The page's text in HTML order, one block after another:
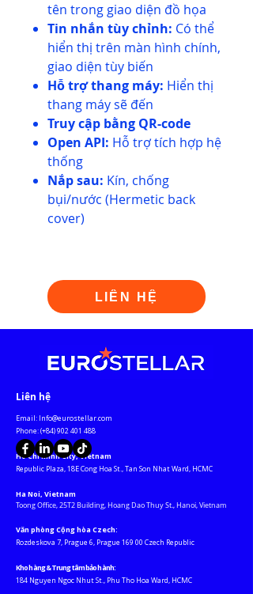
tên trong giao diện đồ họa
Tin nhắn tùy chỉnh: Có thể
hiển thị trên màn hình chính,
giao diện tùy biến
Hỗ trợ thang máy: Hiển thị
thang máy sẽ đến
Truy cập bằng QR-code
Open API: Hỗ trợ tích hợp hệ
thống
Nắp sau: Kín, chống
bụi/nước (Hermetic back
cover)
LIÊN HỆ
​Liên hệ
Email: Info@eurostellar.com
​​​Phone: (+84)902 401 488
Ho Chi Minh City, Vietnam
​Republic Plaza, 18E Cong Hoa St., Tan Son Nhat Ward, HCMC​
Ha Noi, Vietnam
Toong Office, 25T2 Building, Hoang Dao Thuy St., Hanoi, Vietnam
Văn phòng Cộng hòa Czech:
Rozdeskova 7, Prague 6, Prague 169 00 Czech Republic
Kho hàng & Trung tâm bảo hành:
184 Nguyen Ngoc Nhut St., Phu Tho Hoa Ward, HCMC